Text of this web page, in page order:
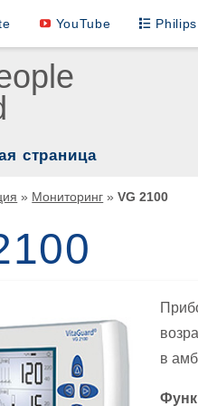
YouTube
International Sites
страница
» Мониторинг »VG 2100
в